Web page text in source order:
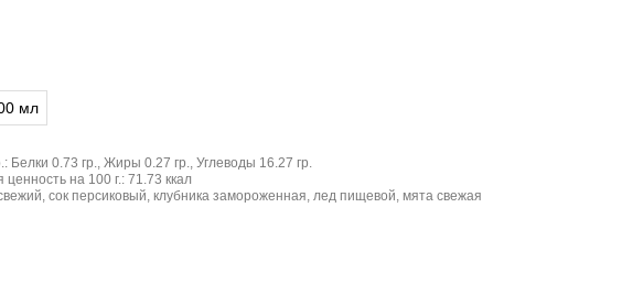
мл
Белки 0.73 гр., Жиры 0.27 гр., Углеводы 16.27 гр.
ценность на 100 г.: 71.73 ккал
сок персиковый, клубника замороженная, лед пищевой, мята свежая